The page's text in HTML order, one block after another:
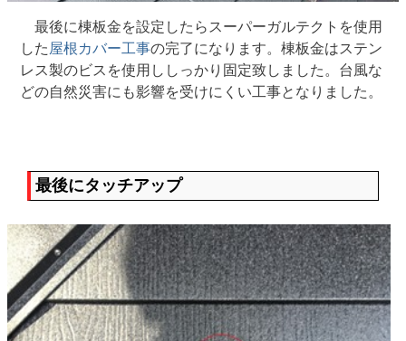
最後に棟板金を設定したらスーパーガルテクトを使用
した 屋根カバー工事の完了になります。棟板金はステン
レス製のビスを使用ししっかり固定致しました。台風な
どの自然災害にも影響を受けにくい工事となりました。
最後にタッチアップ